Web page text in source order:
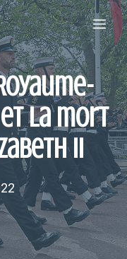
et la mort
II